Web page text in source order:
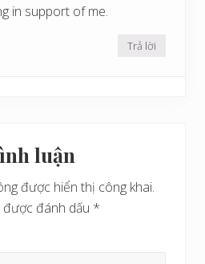
in support of me.
Trả lời
luận
được hiển thị công khai.
đánh dấu *